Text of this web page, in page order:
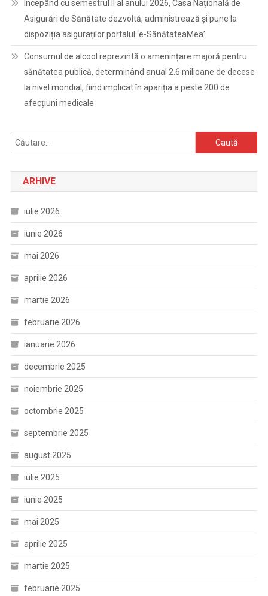
Începând cu semestrul II al anului 2026, Casa Națională de
Asigurări de Sănătate dezvoltă, administrează și pune la
dispoziția asiguraților portalul ‘e-SănătateaMea’
Consumul de alcool reprezintă o amenințare majoră pentru
sănătatea publică, determinând anual 2.6 milioane de decese
la nivel mondial, fiind implicat în apariția a peste 200 de
afecțiuni medicale
Caută
după:
ARHIVE
iulie 2026
iunie 2026
mai 2026
aprilie 2026
martie 2026
februarie 2026
ianuarie 2026
decembrie 2025
noiembrie 2025
octombrie 2025
septembrie 2025
august 2025
iulie 2025
iunie 2025
mai 2025
aprilie 2025
martie 2025
februarie 2025